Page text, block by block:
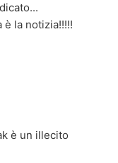
la notizia!!!!!
è un illecito